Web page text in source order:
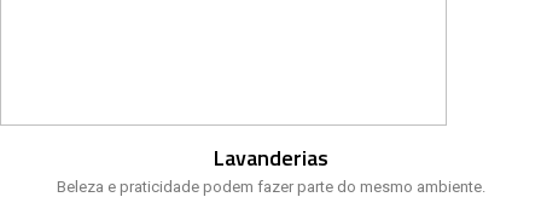
Lavanderias
Beleza e praticidade podem fazer parte do mesmo ambiente.